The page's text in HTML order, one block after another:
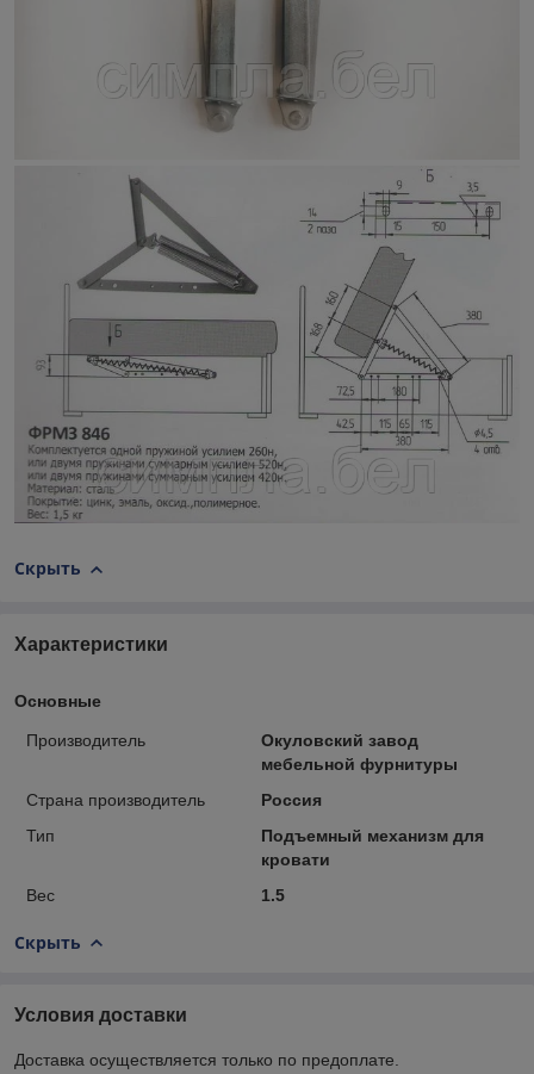
Скрыть
Характеристики
Основные
Производитель
Окуловский завод
мебельной фурнитуры
Страна производитель
Россия
Тип
Подъемный механизм для
кровати
Вес
1.5
Скрыть
Условия доставки
Доставка осуществляется только по предоплате.